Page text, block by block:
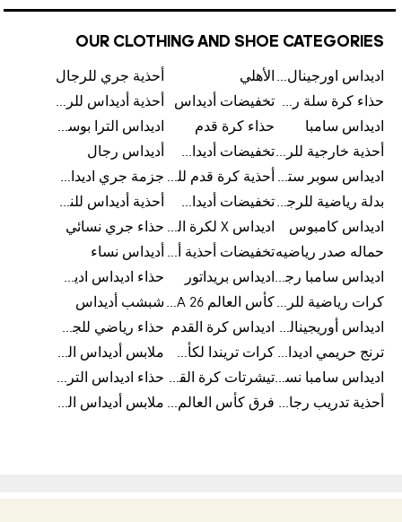
OUR CLOTHING AND SHOE CATEGORIES
اديداس اورجينال رجالي الأهلي
أحذية جري للرجال
حذاء كرة سلة رجالي تخفيضات أديداس
أحذية أديداس للرجال
اديداس سامبا
حذاء كرة قدم
اديداس الترا بوست للرجال
أحذية خارجية للرجال
تخفيضات أديداس للرجال
أديداس رجال
اديداس سوبر ستار رجالي
أحذية كرة قدم للرجال
جزمة جري اديداس
بدلة رياضية للرجال
تخفيضات أديداس للنساء
أحذية أديداس للنساء
اديداس كامبوس
اديداس X لكرة القدم حذاء جري نسائي
حماله صدر رياضيه
تخفيضات أحذية أديداس للرجال أديداس نساء
اديداس سامبا رجالي اديداس بريداتور
حذاء اديداس اديستار للرجال
كرات رياضية للرجال
كأس العالم FIFA 26™ شبشب أديداس
اديداس أوريجينالز للنساء
اديداس كرة القدم
حذاء رياضي للجري
ترنج حريمي اديداس
كرات تريندا لكأس العالم FIFA 26™
ملابس أديداس الرياضية
اديداس سامبا نسائي
تيشرتات كرة القدم
حذاء اديداس الترا بوست 22
أحذية تدريب رجالية
فرق كأس العالم FIFA 26™ ملابس أديداس الرجالية